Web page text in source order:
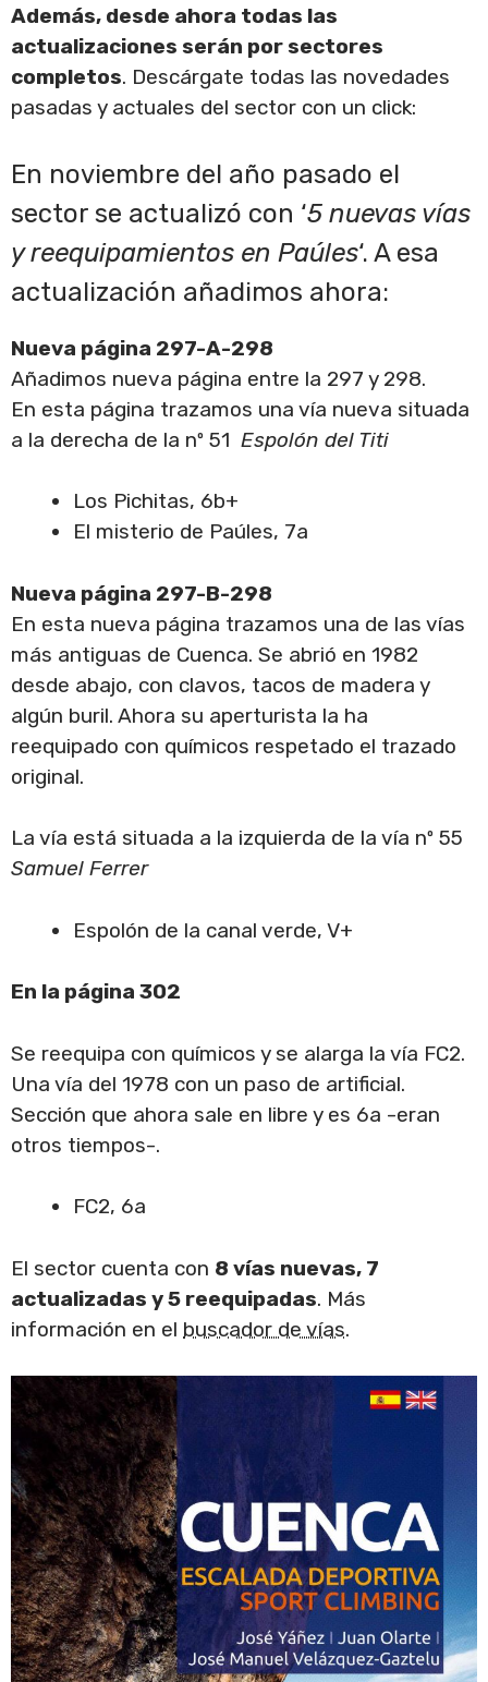
Además, desde ahora todas las
actualizaciones serán por sectores
completos. Descárgate todas las novedades
pasadas y actuales del sector con un click:
En noviembre del año pasado el
sector se actualizó con ‘5 nuevas vías
y reequipamientos en Paúles‘. A esa
actualización añadimos ahora:
Nueva página 297-A-298
Añadimos nueva página entre la 297 y 298.
En esta página trazamos una vía nueva situada
a la derecha de la nº 51 Espolón del Titi
Los Pichitas, 6b+
El misterio de Paúles, 7a
Nueva página 297-B-298
En esta nueva página trazamos una de las vías
más antiguas de Cuenca. Se abrió en 1982
desde abajo, con clavos, tacos de madera y
algún buril. Ahora su aperturista la ha
reequipado con químicos respetado el trazado
original.
La vía está situada a la izquierda de la vía nº 55
Samuel Ferrer
Espolón de la canal verde, V+
En la página 302
Se reequipa con químicos y se alarga la vía FC2.
Una vía del 1978 con un paso de artificial.
Sección que ahora sale en libre y es 6a -eran
otros tiempos-.
FC2, 6a
El sector cuenta con 8 vías nuevas, 7
actualizadas y 5 reequipadas. Más
información en el buscador de vías.